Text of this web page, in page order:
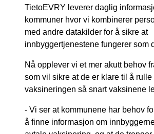
TietoEVRY leverer daglig
kommuner hvor vi kombinerer
med andre datakilder for å sikre at
innbyggertjenestene fungerer som
Nå opplever vi et mer akutt behov
som vil sikre at de er klare til å rulle
vaksineringen så snart vaksinene
- Vi ser at kommunene har behov
å finne informasjon om